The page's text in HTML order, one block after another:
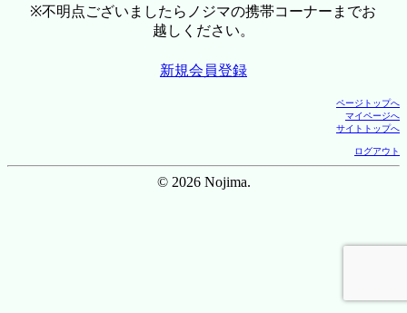
※不明点ございましたらノジマの携帯コーナーまでお
越しください。
新規会員登録
ページトップへ
マイページへ
サイトトップへ
ログアウト
© 2026 Nojima.